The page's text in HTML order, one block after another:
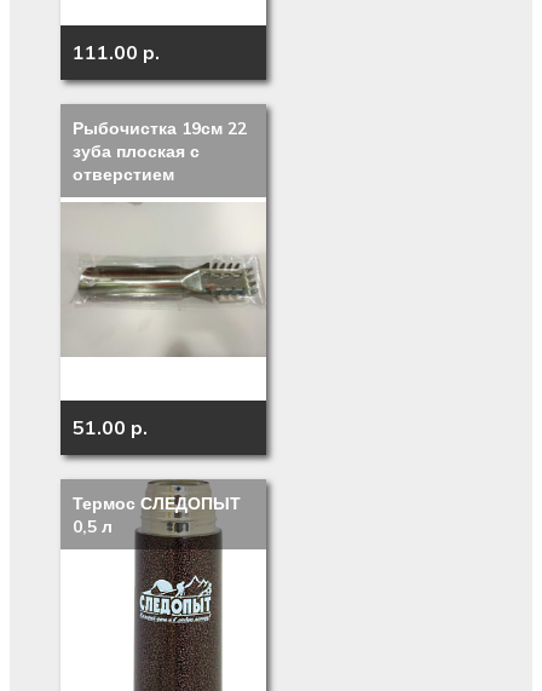
111.00 p.
Рыбочистка 19см 22
зуба плоская с
отверстием
51.00 p.
Термос СЛЕДОПЫТ
0,5 л